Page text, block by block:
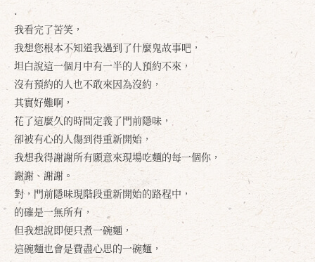
.
我看完了苦笑，
我想您根本不知道我遇到了什麼鬼故事吧，
坦白說這一個月中有一半的人預約不來，
沒有預約的人也不敢來因為沒約，
其實好難啊，
花了這麼久的時間定義了門前隱味，
卻被有心的人傷到得重新開始，
我想我得謝謝所有願意來現場吃麵的每一個你，
謝謝、謝謝。
對，門前隱味現階段重新開始的路程中，
的確是一無所有，
但我想說即便只煮一碗麵，
這碗麵也會是費盡心思的一碗麵，